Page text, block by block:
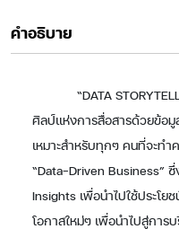
คำอธิบาย
“DATA
ศิลป์แห่งการสื่อสารด้วยข้อ
เหมาะสำหรับทุกๆ คนที่จะทำ
“Data-Driven Business”
Insights เพื่อนำไปใช้ประโย
โอกาสใหม่ๆ เพื่อนำไปสู่การ